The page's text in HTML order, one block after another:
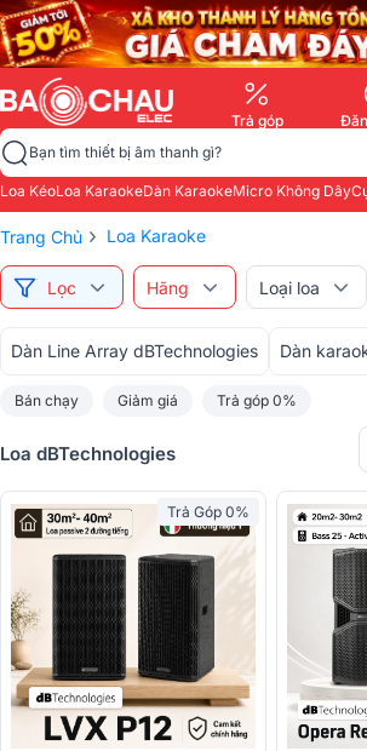
Trả góp
Bạn tìm thiết bị âm thanh gì?
Loa KéoLoa KaraokeDàn KaraokeMicro Không Dây
Trang Chủ › Loa Karaoke
Lọc Hãng Loại loa
Dàn Line Array dBTechnologies Dàn
Bán chạy Giảm giá Trả góp 0%
Loa dBTechnologies
Trả Góp 0%